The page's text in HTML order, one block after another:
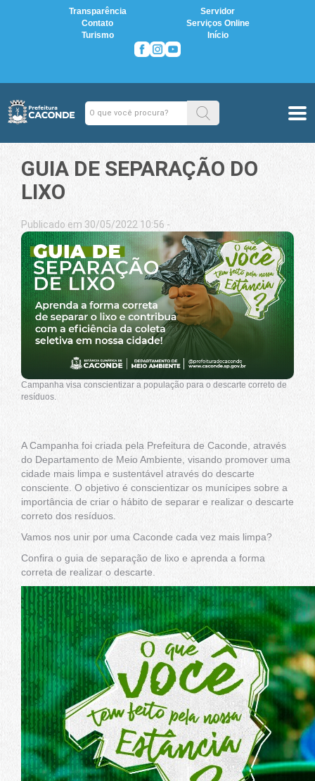
Transparência
Servidor
Contato
Serviços Online
Turismo
Início
GUIA DE SEPARAÇÃO DO
LIXO
Publicado em 30/05/2022 10:56 -
Campanha visa conscientizar a população para o descarte correto de
resíduos.
A Campanha foi criada pela Prefeitura de Caconde, através
do Departamento de Meio Ambiente, visando promover uma
cidade mais limpa e sustentável através do descarte
consciente. O objetivo é conscientizar os munícipes sobre a
importância de criar o hábito de separar e realizar o descarte
correto dos resíduos.
Vamos nos unir por uma Caconde cada vez mais limpa?
Confira o guia de separação de lixo e aprenda a forma
correta de realizar o descarte.